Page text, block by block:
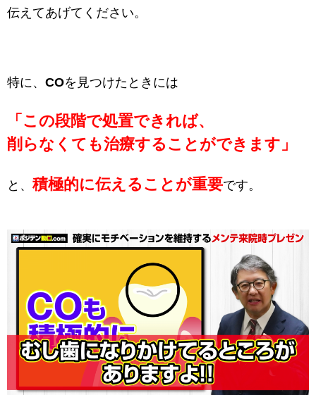
伝えてあげてください。
特に、 COを見つけたときには
「この段階で処置できれば、
削らなくても治療することができます」
と、 積極的に伝えることが重要です。